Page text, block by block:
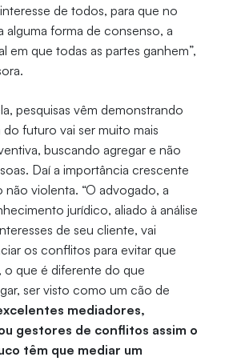
de todos, para que no
alguma forma de consenso, a
em que todas as partes ganhem”,
pesquisas vêm demonstrando
futuro vai ser muito mais
buscando agregar e não
Daí a importância crescente
violenta. “O advogado, a
jurídico, aliado à análise
de seu cliente, vai
os conflitos para evitar que
o que é diferente do que
ser visto como um cão de
mediadores,
gestores de conflitos assim o
têm que mediar um